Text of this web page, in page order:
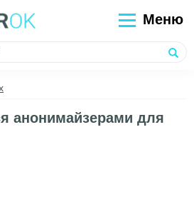
Меню
анонимайзерами для